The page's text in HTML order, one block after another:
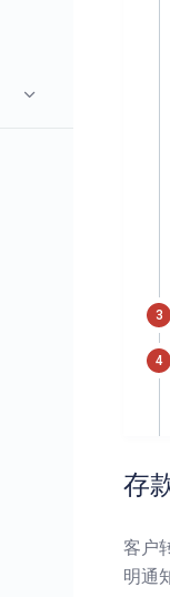
存
客户
明通